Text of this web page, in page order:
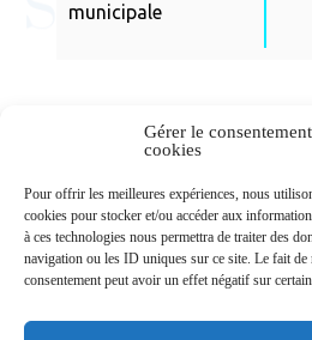
Gérer le
cookies
Pour offrir les meilleures expériences, nous
cookies pour stocker et/ou accéder aux
à ces technologies nous permettra de traiter des
navigation ou les ID uniques sur ce site. Le fait de
consentement peut avoir un effet négatif sur
municipale
Newsletters
Abonnez-vous à
>